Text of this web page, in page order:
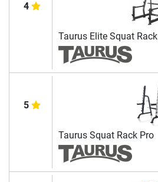
4
Taurus Elite Squat Rack
5
Taurus Squat Rack Pro